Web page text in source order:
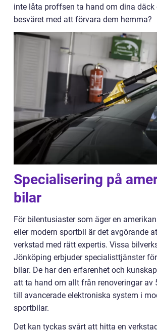
inte låta proffsen ta hand om dina däck
besväret med att förvara dem hemma?
Specialisering på
bilar
För bilentusiaster som äger en
eller modern sportbil är det avgörande
verkstad med rätt expertis. Vissa
Jönköping erbjuder specialisttjänster
bilar. De har den erfarenhet och
att ta hand om allt från renoveringar av
till avancerade elektroniska system i
sportbilar.
Det kan tyckas svårt att hitta en